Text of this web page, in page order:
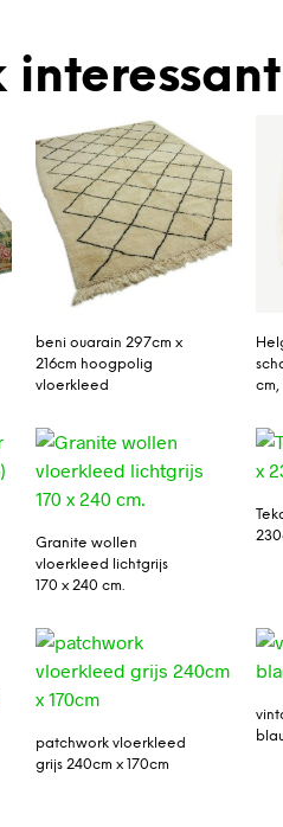
beni ouarain 297cm x
216cm hoogpolig
vloerkleed
Granite wollen
vloerkleed lichtgrijs
170 x 240 cm.
patchwork vloerkleed
grijs 240cm x 170cm